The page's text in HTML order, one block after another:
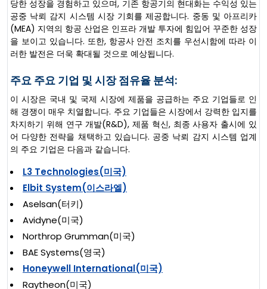
당한 성장을 경험하고 있으며, 기존 항공기의 현대화는 수익성 있는
공중 낙뢰 감지 시스템 시장 기회를 제공합니다. 중동 및 아프리카
(MEA) 지역의 항공 산업은 인프라 개발 투자에 힘입어 꾸준한 성장
을 보이고 있습니다. 또한, 항공사 안전 조치를 우선시함에 따라 이
러한 발전은 더욱 확대될 것으로 예상됩니다.
주요 주요 기업 및 시장 점유율 분석:
이 시장은 국내 및 국제 시장에 제품을 공급하는 주요 기업들로 인
해 경쟁이 매우 치열합니다. 주요 기업들은 시장에서 강력한 입지를
차지하기 위해 연구 개발(R&D), 제품 혁신, 최종 사용자 출시에 있
어 다양한 전략을 채택하고 있습니다. 공중 낙뢰 감지 시스템 업계
의 주요 기업은 다음과 같습니다.
L3 Technologies(미국)
Elbit System(이스라엘)
Aselsan(터키)
Avidyne(미국)
Northrop Grumman(미국)
BAE Systems(영국)
Honeywell International(미국)
Raytheon(미국)